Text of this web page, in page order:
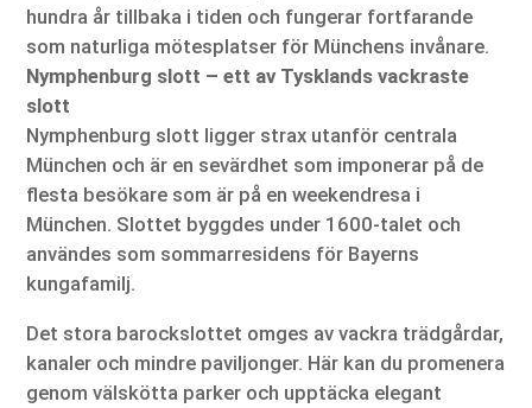
hundra år tillbaka i tiden och fungerar fortfarande
som naturliga mötesplatser för Münchens invånare.
Nymphenburg slott – ett av Tysklands vackraste
slott
Nymphenburg slott ligger strax utanför centrala
München och är en sevärdhet som imponerar på de
flesta besökare som är på en weekendresa i
München. Slottet byggdes under 1600-talet och
användes som sommarresidens för Bayerns
kungafamilj.
Det stora barockslottet omges av vackra trädgårdar,
kanaler och mindre paviljonger. Här kan du promenera
genom välskötta parker och upptäcka elegant